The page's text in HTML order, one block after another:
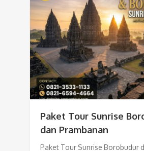
Paket Tour Sunrise
dan Prambanan
Paket Tour Sunrise Borobudur